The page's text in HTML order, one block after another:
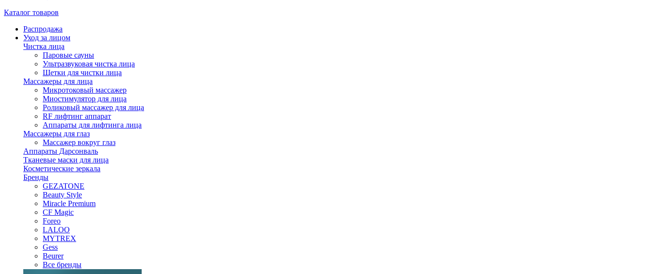
Каталог товаров
Распродажа
Уход за лицом
Чистка лица
Паровые сауны
Ультразвуковая чистка лица
Щетки для чистки лица
Массажеры для лица
Микротоковый массажер
Миостимулятор для лица
Роликовый массажер для лица
RF лифтинг аппарат
Аппараты для лифтинга лица
Массажеры для глаз
Массажер вокруг глаз
Аппараты Дарсонваль
Тканевые маски для лица
Косметические зеркала
Бренды
GEZATONE
Beauty Style
Miracle Premium
CF Magic
Foreo
LALOO
MYTREX
Gess
Beurer
Все бренды